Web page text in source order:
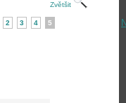
Zvětšit
2 3 4 5